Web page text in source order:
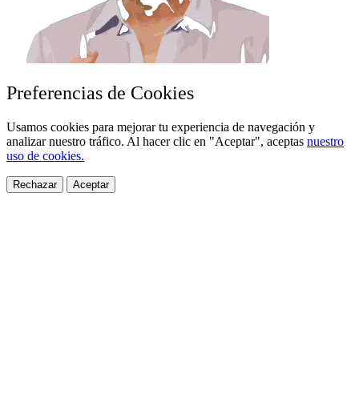
Preferencias de Cookies
Usamos cookies para mejorar tu experiencia de navegación y
analizar nuestro tráfico. Al hacer clic en "Aceptar", aceptas nuestro
uso de cookies.
Rechazar Aceptar